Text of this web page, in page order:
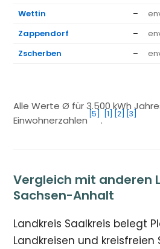
Wettin
–
Zappendorf
–
Zscherben
–
Alle Werte Ø für 3.500 kWh
Einwohnerzahlen
[5]
.
[1] [2] [3]
Vergleich mit anderen
Sachsen-Anhalt
Landkreis Saalkreis belegt
Landkreisen und kreisfreien